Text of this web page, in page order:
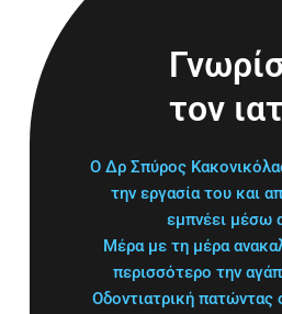
τον
Ο Δρ Σπύρος
την εργασία του και
εμπνέει μέσω
Μέρα με τη μέρα
περισσότερο την
Οδοντιατρική πατώντας